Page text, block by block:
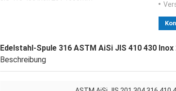
Edelstahl-Spule 316 ASTM AiSi JIS 410 430 Inox
Beschreibung